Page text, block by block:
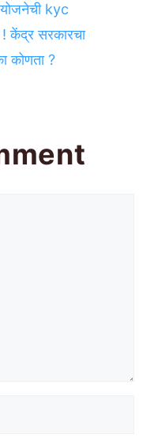
kyc
! केंद्र सरकारचा
कोणता ?